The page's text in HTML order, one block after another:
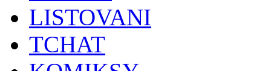
LISTOVANI
TCHAT